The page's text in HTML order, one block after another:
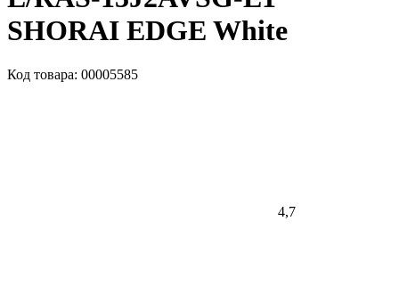
SHORAI EDGE White
Код товара: 00005585
4,7